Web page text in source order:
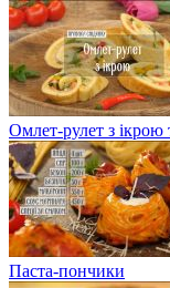
Омлет-рулет з ікрою
Паста-пончики